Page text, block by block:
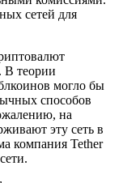
сетей для
В теории
могло бы
способов
на
эту сеть в
компания Tether